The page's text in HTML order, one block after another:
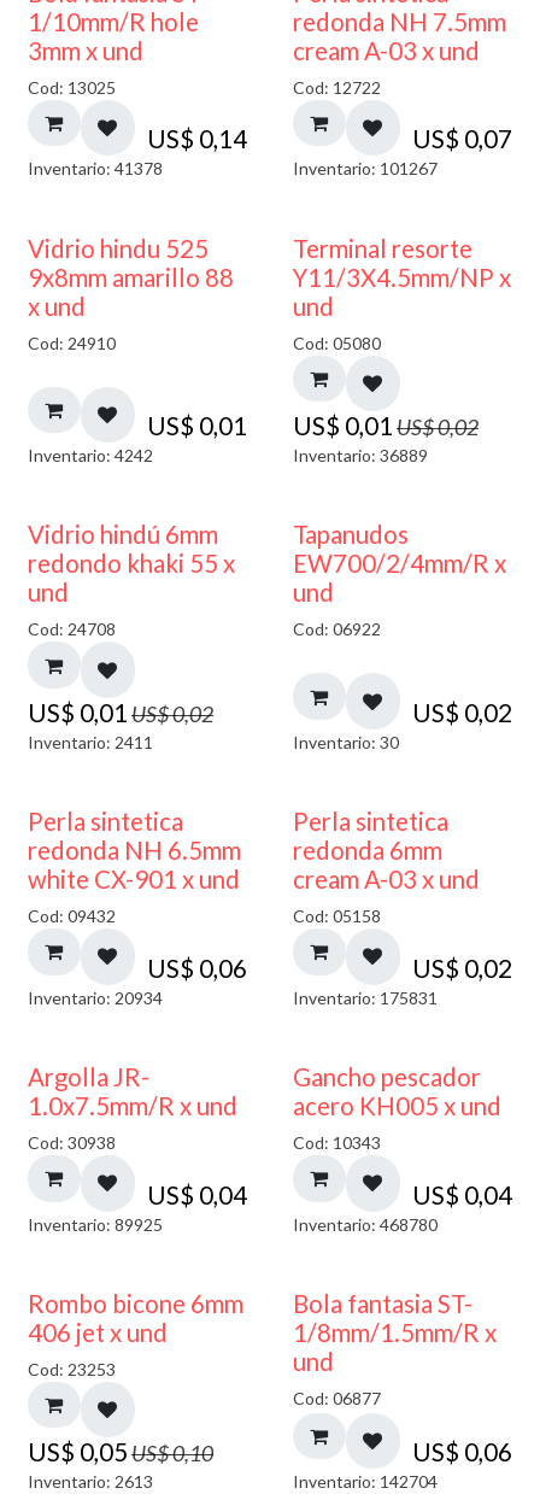
1/10mm/R hole
3mm x und
Cod: 13025
US$ 0,14
Inventario: 41378
redonda NH 7.5mm
cream A-03 x und
Cod: 12722
US$ 0,07
Inventario: 101267
40% DESCUENTO
Vidrio hindu 525
9x8mm amarillo 88
x und
Cod: 24910
US$ 0,01
Inventario: 4242
50% DESCUENTO
Terminal resorte
Y11/3X4.5mm/NP x
und
Cod: 05080
US$ 0,01US$0,02
Inventario: 36889
40% DESCUENTO
Vidrio hindú 6mm
redondo khaki 55 x
und
Cod: 24708
US$ 0,01 US$0,02
Inventario: 2411
Tapanudos
EW700/2/4mm/R x
und
Cod: 06922
US$ 0,02
Inventario: 30
Perla sintetica
redonda NH 6.5mm
white CX-901 x und
Cod: 09432
US$ 0,06
Inventario: 20934
Perla sintetica
redonda 6mm
cream A-03 x und
Cod: 05158
US$ 0,02
Inventario: 175831
Argolla JR-
1.0x7.5mm/R x und
Cod: 30938
US$ 0,04
Inventario: 89925
Gancho pescador
acero KH005 x und
Cod: 10343
US$ 0,04
Inventario: 468780
50% DESCUENTO
Rombo bicone 6mm
406 jet x und
Cod: 23253
US$ 0,05US$0,10
Inventario: 2613
Bola fantasia ST-
1/8mm/1.5mm/R x
und
Cod: 06877
US$ 0,06
Inventario: 142704